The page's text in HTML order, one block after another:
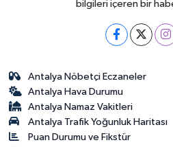
bilgileri içeren bir
Antalya Nöbetçi Eczaneler
Antalya Hava Durumu
Antalya Namaz Vakitleri
Antalya Trafik Yoğunluk Haritası
Puan Durumu ve Fikstür